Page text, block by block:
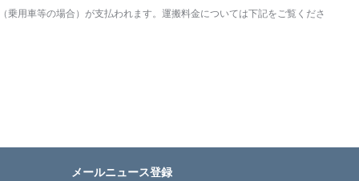
用車等の場合）が支払われます。運搬料金については下記をご覧くださ
メールニュース登録